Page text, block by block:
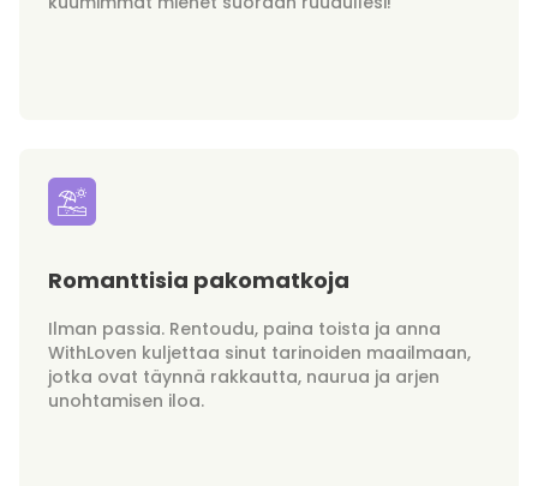
Romanttisia pakomatkoja
Ilman passia. Rentoudu, paina toista ja anna
WithLoven kuljettaa sinut tarinoiden maailmaan,
jotka ovat täynnä rakkautta, naurua ja arjen
unohtamisen iloa.